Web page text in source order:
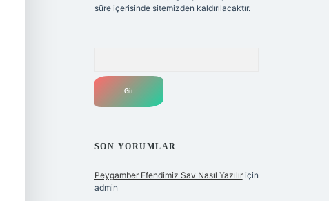
süre içerisinde sitemizden kaldırılacaktır.
SON YORUMLAR
Peygamber Efendimiz Sav Nasıl Yazılıriçin
admin